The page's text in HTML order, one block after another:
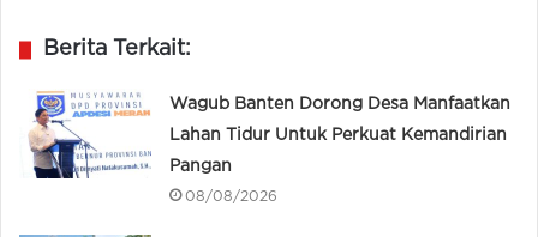
Berita Terkait:
Wagub Banten Dorong Desa Manfaatkan
Lahan Tidur Untuk Perkuat Kemandirian
Pangan
08/08/2026